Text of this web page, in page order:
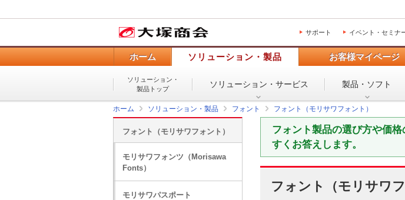
サポート イベント・セミナ
ホーム ソリューション・製品 お客様マイページ
ソリューション・
製品トップ
ソリューション・ サービス 製品・ソフト
ホーム ソリューション・製品 フォント フォント（モリサワフォント）
フォント製品の選び方や価
すくお答えします。
フォント（モリサワフ
フォント（モリサワフォント）
モリサワフォンツ（Morisawa
Fonts）
モリサワパスポート